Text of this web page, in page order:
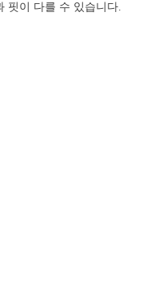
핏이 다를 수 있습니다.